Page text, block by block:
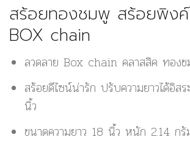
สร้อยทองชมพู สร้อยพิง
BOX chain
ลวดลาย Box chain คลาสสิค ทอ
สร้อยดีไซน์น่ารัก ปรับความยาวได้อิสร
นิ้ว
ขนาดความยาว 18 นิ้ว หนัก 2.14 กรั